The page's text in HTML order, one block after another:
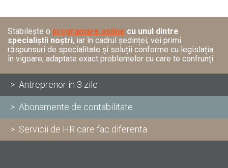
Stabilește o programare online cu unul dintre
specialiștii noștri, iar în cadrul ședinței, vei primi
răspunsuri de specialitate și soluții conforme cu legislația
în vigoare, adaptate exact problemelor cu care te confrunți.
> Antreprenor in 3 zile
> Abonamente de contabilitate
> Servicii de HR care fac diferenta